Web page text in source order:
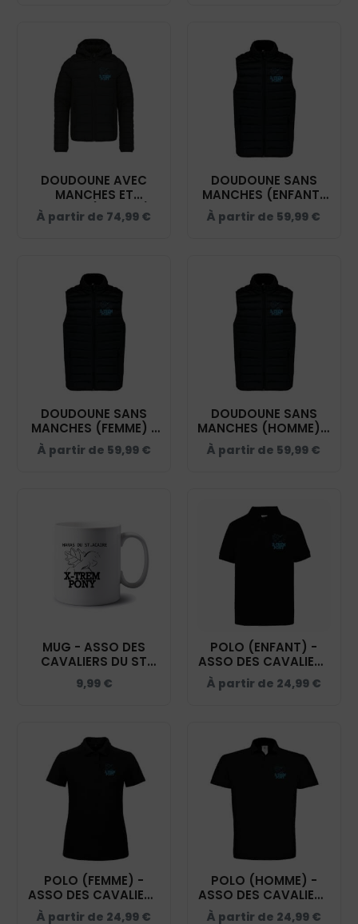
DOUDOUNE AVEC
MANCHES ET
CAPUCHE (ENFANT) -
ASSO DES CAVALIERS
À partir de 74,99 €
DOUDOUNE SANS
MANCHES (ENFANT)
- ASSO DES
CAVALIERS DU ST
À partir de 59,99 €
DOUDOUNE SANS
MANCHES (FEMME) -
ASSO DES CAVALIERS
DU ST ACAIRE - NOIR
À partir de 59,99 €
DOUDOUNE SANS
MANCHES (HOMME) -
ASSO DES CAVALIERS
DU ST ACAIRE - NOIR
À partir de 59,99 €
MUG - ASSO DES
CAVALIERS DU ST
ACAIRE - MUG001
9,99 €
POLO (ENFANT) -
ASSO DES CAVALIERS
DU ST ACAIRE - NOIR
- BCK424
À partir de 24,99 €
POLO (FEMME) -
ASSO DES CAVALIERS
DU ST ACAIRE - NOIR
À partir de 24,99 €
POLO (HOMME) -
ASSO DES CAVALIERS
DU ST ACAIRE - NOIR
À partir de 24,99 €